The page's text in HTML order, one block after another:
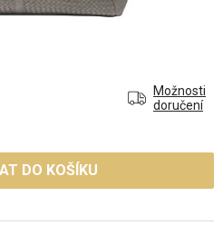
Možnosti
doručení
DO KOŠÍKU